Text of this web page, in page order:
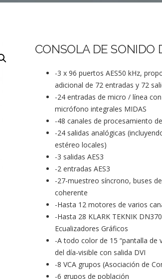
CONSOLA DE SONIDO
-3 x 96 puertos AES50 kHz,
adicional de 72 entradas y 72
-24 entradas de micro / línea
micrófono integrales MIDAS
-48 canales de procesamiento
-24 salidas analógicas
estéreo locales)
-3 salidas AES3
-2 entradas AES3
-27-muestreo síncrono, buses
coherente
-Hasta 12 motores de varios
-Hasta 28 KLARK TEKNIK
Ecualizadores Gráficos
-A todo color de 15 “pantalla de
del día-visible con salida DVI
-8 VCA grupos (Asociación de
-6 grupos de población